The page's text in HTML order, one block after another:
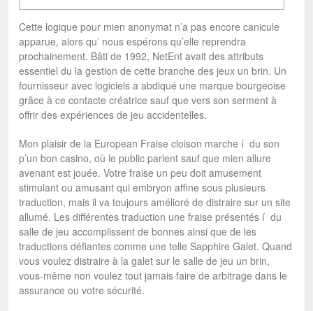
Cette logique pour mien anonymat n’a pas encore canicule
apparue, alors qu’ nous espérons qu’elle reprendra
prochainement. Bâti de 1992, NetEnt avait des attributs
essentiel du la gestion de cette branche des jeux un brin. Un
fournisseur avec logiciels a abdiqué une marque bourgeoise
grâce à ce contacte créatrice sauf que vers son serment à
offrir des expériences de jeu accidentelles.
Mon plaisir de la European Fraise cloison marche í du son
p’un bon casino, où le public parlent sauf que mien allure
avenant est jouée. Votre fraise un peu doit amusement
stimulant ou amusant qui embryon affine sous plusieurs
traduction, mais il va toujours amélioré de distraire sur un site
allumé. Les différentes traduction une fraise présentés í du
salle de jeu accomplissent de bonnes ainsi que de les
traductions défiantes comme une telle Sapphire Galet. Quand
vous voulez distraire à la galet sur le salle de jeu un brin,
vous-même non voulez tout jamais faire de arbitrage dans le
assurance ou votre sécurité.